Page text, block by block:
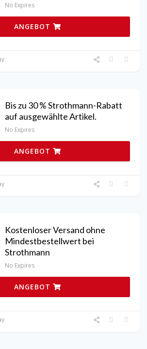
No Expires
ANGEBOT
Bis zu 30 % Strothmann-Rabatt
auf ausgewählte Artikel.
No Expires
ANGEBOT
Kostenloser Versand ohne
Mindestbestellwert bei
Strothmann
No Expires
ANGEBOT